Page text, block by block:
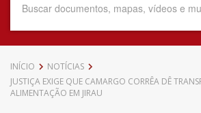
Data do Documento
INÍCIO
NOTÍCIAS
JUSTIÇA EXIGE QUE CAMARGO CORRÊA DÊ
ALIMENTAÇÃO EM JIRAU